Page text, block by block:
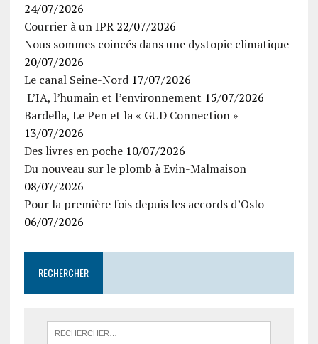
24/07/2026
Courrier à un IPR 22/07/2026
Nous sommes coincés dans une dystopie climatique
20/07/2026
Le canal Seine-Nord 17/07/2026
L’IA, l’humain et l’environnement 15/07/2026
Bardella, Le Pen et la « GUD Connection »
13/07/2026
Des livres en poche 10/07/2026
Du nouveau sur le plomb à Evin-Malmaison
08/07/2026
Pour la première fois depuis les accords d’Oslo
06/07/2026
RECHERCHER